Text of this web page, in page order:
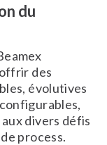
du
des
évolutives
divers défis
process.